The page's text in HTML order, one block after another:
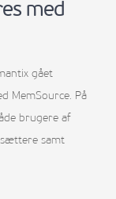
med
gået
MemSource. På
brugere af
samt